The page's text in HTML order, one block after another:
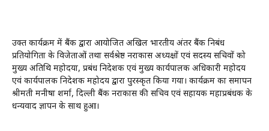
उक्त कार्यक्रम में बैंक द्वारा आयोजित अखिल भारतीय अंतर बैंक निबंध
प्रतियोगिता के विजेताओं तथा सर्वश्रेष्ठ नराकास अध्यक्षों एवं सदस्य सचिवों को
मुख्य अतिथि महोदया, प्रबंध निदेशक एवं मुख्य कार्यपालक अधिकारी महोदय
एवं कार्यपालक निदेशक महोदय द्वारा पुरस्कृत किया गया। कार्यक्रम का समापन
श्रीमती मनीषा शर्मा, दिल्ली बैंक नराकास की सचिव एवं सहायक महाप्रबंधक के
धन्यवाद ज्ञापन के साथ हुआ।